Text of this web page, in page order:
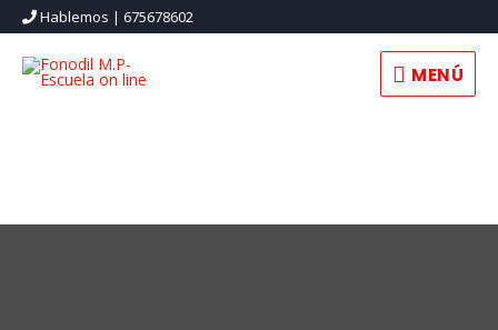
Hablemos | 675678602
MENÚ
MENÚ